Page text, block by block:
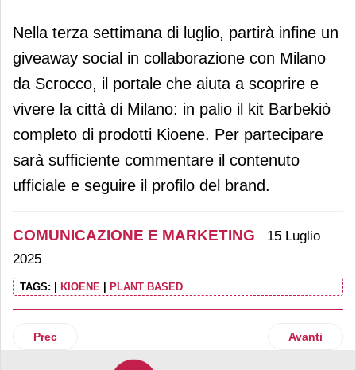
Nella terza settimana di luglio, partirà infine un
giveaway social in collaborazione con Milano
da Scrocco, il portale che aiuta a scoprire e
vivere la città di Milano: in palio il kit Barbekiò
completo di prodotti Kioene. Per partecipare
sarà sufficiente commentare il contenuto
ufficiale e seguire il profilo del brand.
COMUNICAZIONE E MARKETING
15 Luglio
2025
TAGS: KIOENE PLANT BASED
Articolo precedente: Chiquita porta nel cuore di Roma
Prec Articolo
Avanti